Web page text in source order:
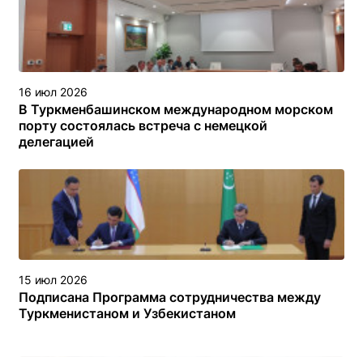
16 июл 2026
В Туркменбашинском международном морском
порту состоялась встреча с немецкой
делегацией
15 июл 2026
Подписана Программа сотрудничества между
Туркменистаном и Узбекистаном